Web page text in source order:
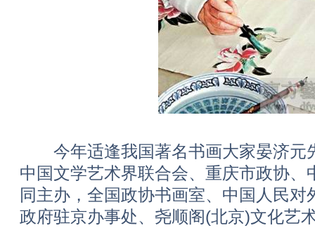
今年适逢我国著名书画大家晏济元
中国文学艺术界联合会、重庆市政协、
同主办，全国政协书画室、中国人民
政府驻京办事处、尧顺阁(北京)文化艺